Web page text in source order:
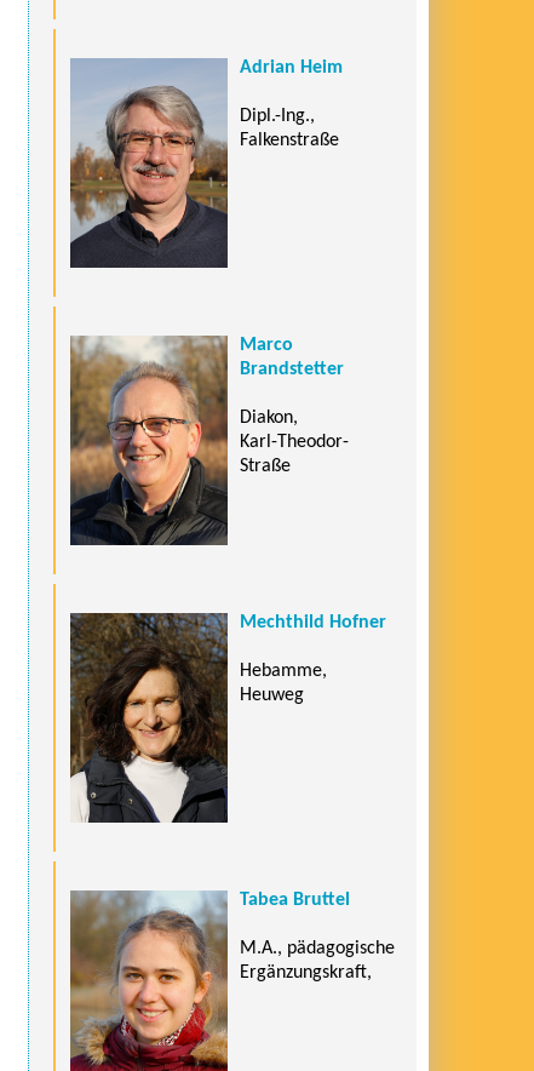
Adrian Heim
Dipl.-Ing.,
Falkenstraße
Marco
Brandstetter
Diakon,
Karl-Theodor-
Straße
Mechthild Hofner
Hebamme,
Heuweg
Tabea Bruttel
M.A., pädagogische
Ergänzungskraft,